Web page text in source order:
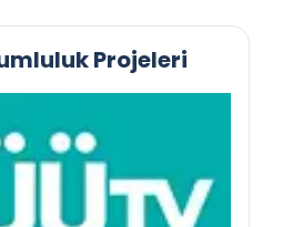
Projeleri